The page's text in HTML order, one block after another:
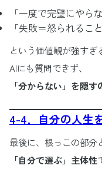
「一度で完璧にやら
「失敗＝怒られること
という価値観が強すぎ
AIにも質問できず、
「分からない」を隠
4-4．自分の人生
最後に、根っこの部分
「自分で選ぶ」主体性